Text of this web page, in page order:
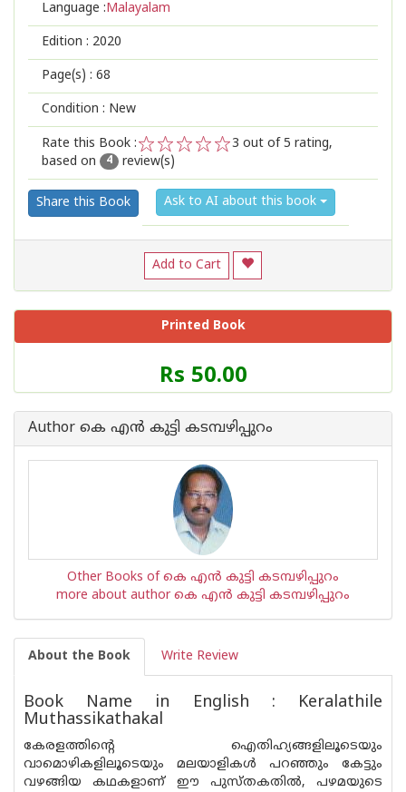
Language :Malayalam
Edition : 2020
Page(s) : 68
Condition : New
Rate this Book :
2
1
3 out of 5 rating,
based on
4 review(s)
Share this Book Ask to AI about this book
Add to Cart
Printed Book
Price
of
Book
is
Rs 50.00
Author കെ എ‌ന്‍ കുട്ടി കടമ്പഴിപ്പുറം
Other Books of കെ എ‌ന്‍ കുട്ടി കടമ്പഴിപ്പുറം
more about author കെ എ‌ന്‍ കുട്ടി കടമ്പഴിപ്പുറം
About the Book Write Review
Book Name in English : Keralathile
Muthassikathakal
കേരളത്തിന്റെ ഐതിഹ്യങ്ങളിലൂടെയും
വാമൊഴികളിലൂടെയും മലയാളികള്‍ പറഞ്ഞും കേട്ടും
വഴങ്ങിയ കഥകളാണ് ഈ പുസ്തകതില്‍, പഴമയുടെ